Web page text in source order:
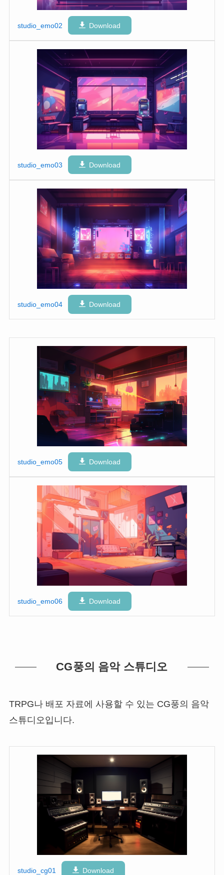
studio_emo02 Download
studio_emo03 Download
studio_emo04 Download
studio_emo05 Download
studio_emo06 Download
CG풍의 음악 스튜디오
TRPG나 배포 자료에 사용할 수 있는 CG풍의 음악
스튜디오입니다.
studio_cg01 Download